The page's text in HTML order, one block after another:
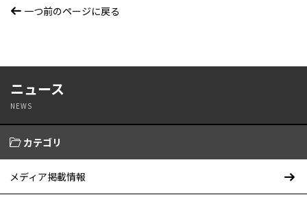
一つ前のページに戻る
ニュース
NEWS
カテゴリ
メディア掲載情報